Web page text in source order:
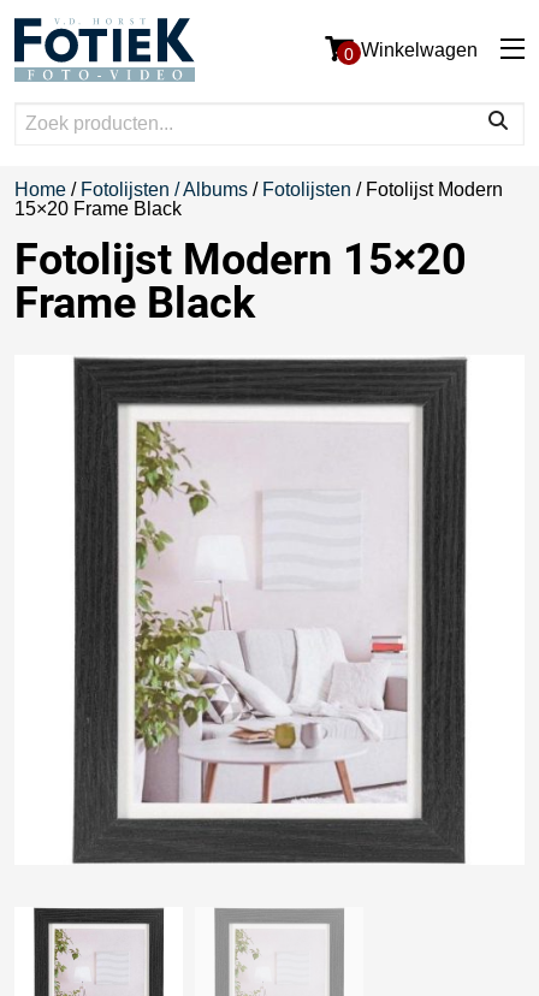
0 Winkelwagen
Home / Fotolijsten / Albums / Fotolijsten / Fotolijst Modern
15×20 Frame Black
Fotolijst Modern 15×20
Frame Black